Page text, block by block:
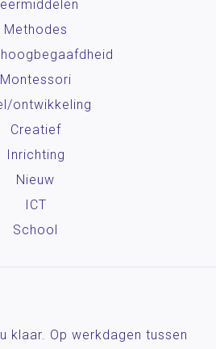
Methodes
Montessori
ontwikkeling
Creatief
Inrichting
Nieuw
ICT
School
klaar. Op werkdagen tussen